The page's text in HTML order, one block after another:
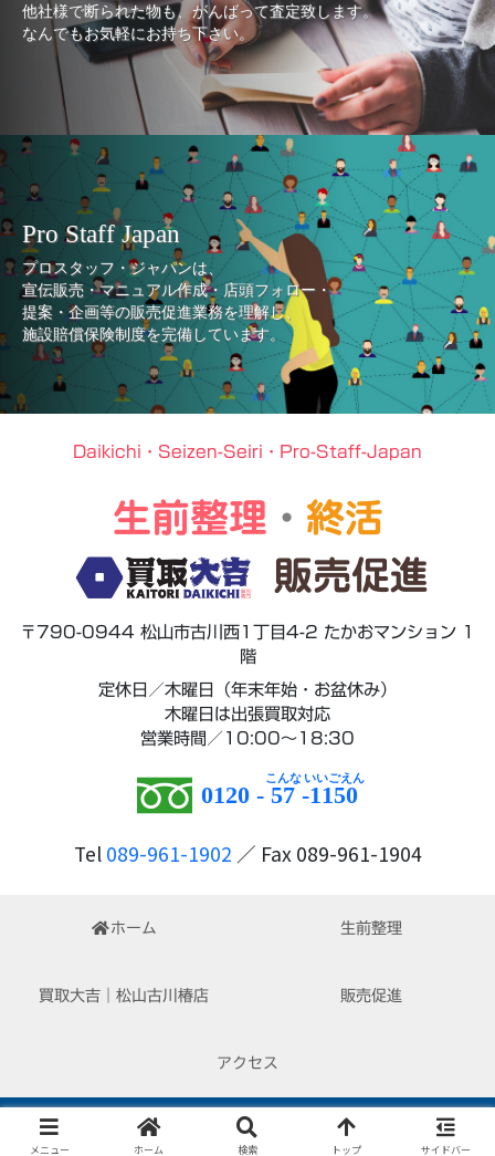
他社様で断られた物も、がんばって査定致します。
なんでもお気軽にお持ち下さい。
Pro Staff Japan
プロスタッフ・ジャパンは、
宣伝販売・マニュアル作成・店頭フォロー・
提案・企画等の販売促進業務を理解し、
施設賠償保険制度を完備しています。
Daikichi・Seizen-Seiri・Pro-Staff-Japan
生前整理 ・ 終活
販売促進
〒790-0944 松山市古川西1丁目4-2 たかおマンション 1
階
定休日／木曜日（年末年始・お盆休み）
木曜日は出張買取対応
営業時間／10:00～18:30
0120 - 57 -1150
Tel 089-961-1902 ／ Fax 089-961-1904
ホーム 生前整理
買取大吉｜松山古川椿店 販売促進
アクセス
Copyright © 2022-2026 はぴくる All Rights Reserved.
メニュー ホーム 検索 トップ サイドバー